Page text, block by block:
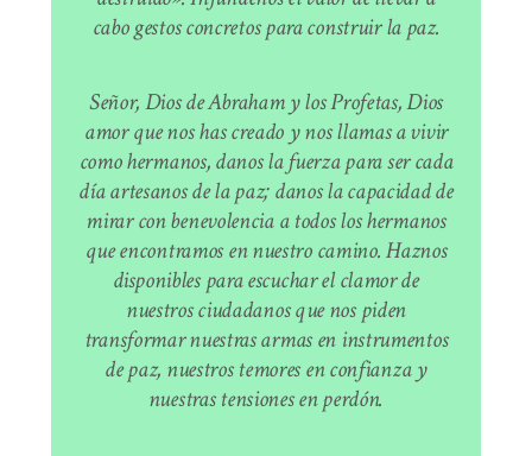
cabo gestos concretos para construir la paz.
Señor, Dios de Abraham y los Profetas, Dios
amor que nos has creado y nos llamas a vivir
como hermanos, danos la fuerza para ser cada
día artesanos de la paz; danos la capacidad de
mirar con benevolencia a todos los hermanos
que encontramos en nuestro camino. Haznos
disponibles para escuchar el clamor de
nuestros ciudadanos que nos piden
transformar nuestras armas en instrumentos
de paz, nuestros temores en confianza y
nuestras tensiones en perdón.